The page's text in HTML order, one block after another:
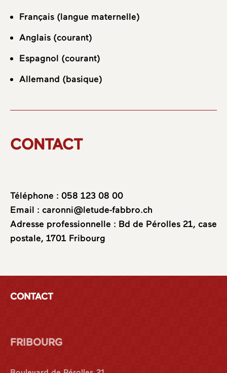
Français (langue maternelle)
Anglais (courant)
Espagnol (courant)
Allemand (basique)
CONTACT
Téléphone : 058 123 08 00
Email : caronni@letude-fabbro.ch
Adresse professionnelle : Bd de Pérolles 21, case
postale, 1701 Fribourg
CONTACT
FRIBOURG